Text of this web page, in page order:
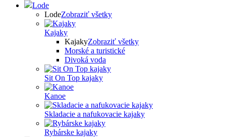
Lode
LodeZobraziť všetky
Kajaky
KajakyZobraziť všetky
Morské a turistické
Divoká voda
Sit On Top kajaky
Kanoe
Skladacie a nafukovacie kajaky
Rybárske kajaky